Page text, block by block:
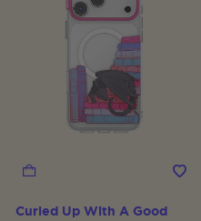
Curled Up With A Good